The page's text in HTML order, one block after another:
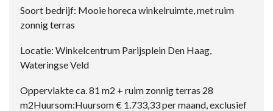
Soort bedrijf: Mooie horeca winkelruimte, met ruim
zonnig terras
Locatie: Winkelcentrum Parijsplein Den Haag,
Wateringse Veld
Oppervlakte ca. 81 m2 + ruim zonnig terras 28
m2Huursom:Huursom € 1.733,33 per maand, exclusief